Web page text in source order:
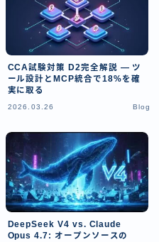
CCA試験対策 D2完全解説 — ツ
ール設計とMCP統合で18%を確
実に取る
2026.03.26 Blog
DeepSeek V4 vs. Claude
Opus 4.7: オープンソースの